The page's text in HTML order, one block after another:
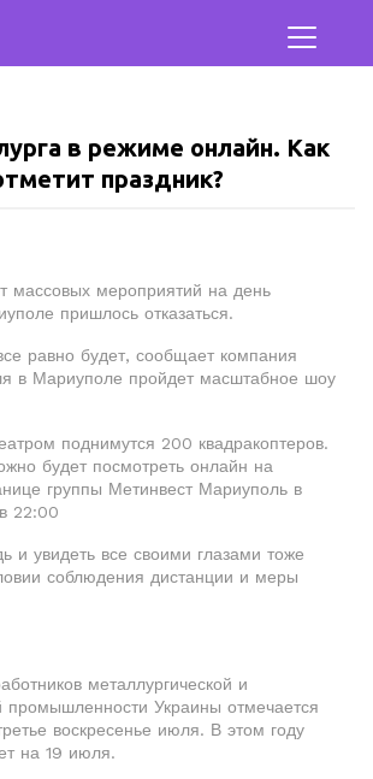
в режиме онлайн. Как
праздник?
массовых мероприятий на день
пришлось отказаться.
равно будет, сообщает компания
в Мариуполе пройдет масштабное шоу
поднимутся 200 квадракоптеров.
будет посмотреть онлайн на
группы Метинвест Мариуполь в
22:00
и увидеть все своими глазами тоже
соблюдения дистанции и меры
металлургической и
Украины отмечается
воскресенье июля. В этом году
на 19 июля.